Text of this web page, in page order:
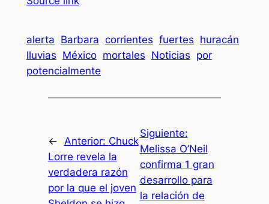
alerta Barbara corrientes fuertes huracán
lluvias México mortales Noticias por
potencialmente
← Anterior: Chuck
Lorre revela la
verdadera razón
por la que el joven
Siguiente:
Melissa O’Neil
confirma 1 gran
desarrollo para
la relación de